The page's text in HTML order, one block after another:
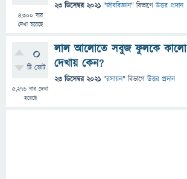
4,300 বার
দেখা হয়েছে
23 ডিসেম্বর 2021 "জীববিজ্ঞান" বিভাগে উত্তর প্রদান
0
টি ভোট
5,276 বার দেখা
হয়েছে
লাল আলোতে সবুজ ফুলকে কালো
দেখায় কেন?
23 ডিসেম্বর 2021 "রসায়ন" বিভাগে উত্তর প্রদান